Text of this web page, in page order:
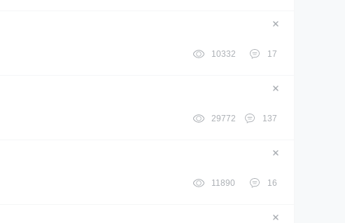
10332 17
29772 137
11890 16